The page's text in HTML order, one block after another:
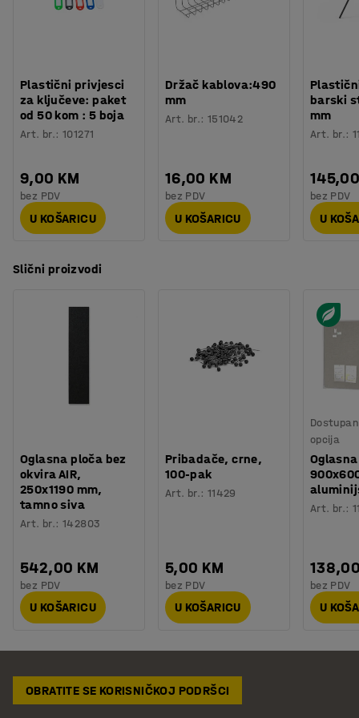
Plastični privjesci
za ključeve: paket
od 50 kom : 5 boja
Art. br.:101271
9,00 KM
bez PDV
U KOŠARICU
Držač kablova:490
mm
Art. br.: 151042
16,00 KM
bez PDV
U KOŠARICU
barski
mm
Art. br.:
bez PDV
U
Slični proizvodi
Oglasna ploča bez
okvira AIR,
250x1190 mm,
tamno siva
Art. br.:142803
542,00 KM
bez PDV
U KOŠARICU
Pribadače, crne,
100-pak
Art. br.: 11429
5,00 KM
bez PDV
U KOŠARICU
opcija
Art. br.:
bez PDV
U
OBRATITE SE KORISNIČKOJ PODRŠCI